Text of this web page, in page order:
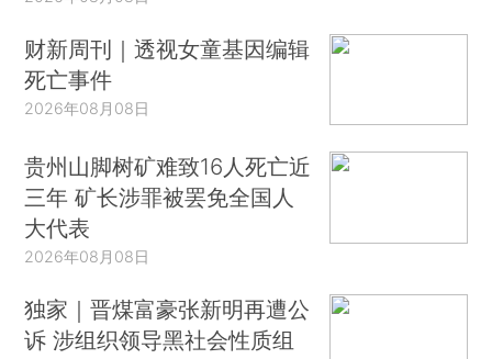
财新周刊｜透视女童基因编辑
死亡事件
2026年08月08日
贵州山脚树矿难致16人死亡近
三年 矿长涉罪被罢免全国人
大代表
2026年08月08日
独家｜晋煤富豪张新明再遭公
诉 涉组织领导黑社会性质组